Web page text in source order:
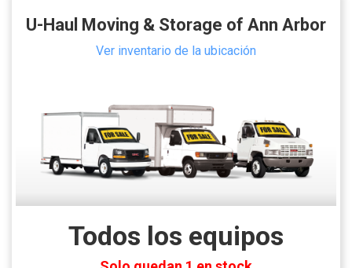
U-Haul Moving & Storage of Ann Arbor
Ver inventario de la ubicación
Todos los equipos